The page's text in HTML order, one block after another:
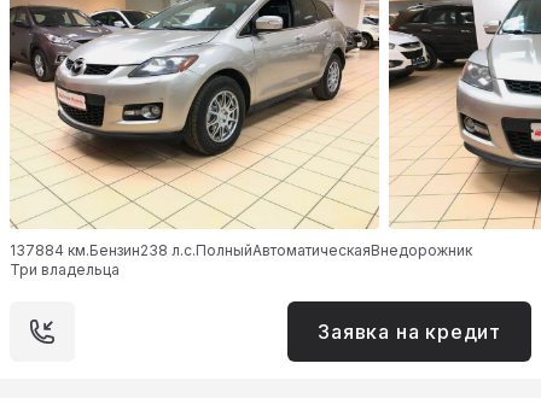
137884 км.Бензин238 л.с.ПолныйАвтоматическаяВнедорожник
Три владельца
Заявка на кредит